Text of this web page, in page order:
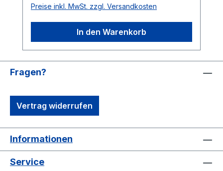
Preise inkl. MwSt. zzgl. Versandkosten
In den Warenkorb
Fragen?
Vertrag widerrufen
Informationen
Service